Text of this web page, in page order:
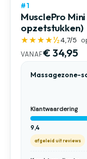
#1
MusclePro
opzetstukken)
★★★★½4,7/5
VANAF€ 34,95
Massagezone-
Klantwaardering
9,4
afgeleid uit reviews